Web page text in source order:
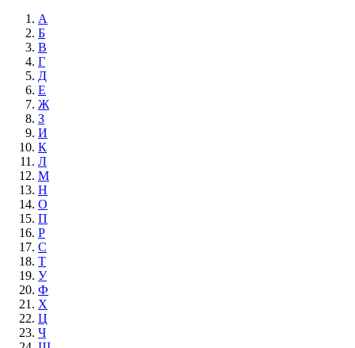
А
Б
В
Г
Д
Е
Ж
З
И
К
Л
М
Н
О
П
Р
С
Т
У
Ф
Х
Ц
Ч